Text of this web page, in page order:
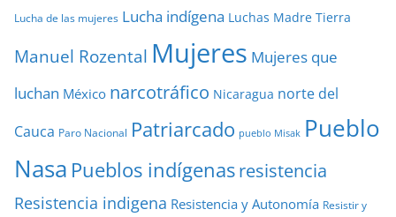
Lucha de las mujeres Lucha indígena Luchas Madre Tierra
Manuel Rozental Mujeres Mujeres que
luchan México narcotráfico Nicaragua norte del
Cauca Paro Nacional Patriarcado pueblo Misak Pueblo
Nasa Pueblos indígenasresistencia
Resistencia indigena Resistencia y Autonomía Resistir y